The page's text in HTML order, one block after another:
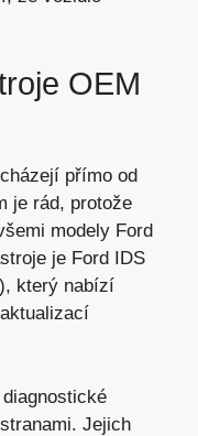
OEM
přímo od
je rád, protože
modely Ford
je Ford IDS
který nabízí
Jejich